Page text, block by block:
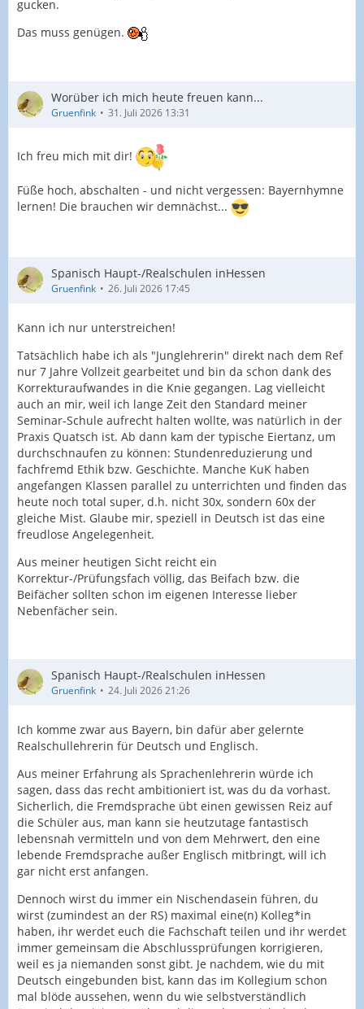
gucken.
Das muss genügen.
Worüber ich mich heute freuen kann...
Gruenfink 31. Juli 2026 13:31
Ich freu mich mit dir!
Füße hoch, abschalten - und nicht vergessen: Bayernhymne
lernen! Die brauchen wir demnächst...
Spanisch Haupt-/Realschulen inHessen
Gruenfink 26. Juli 2026 17:45
Kann ich nur unterstreichen!
Tatsächlich habe ich als "Junglehrerin" direkt nach dem Ref
nur 7 Jahre Vollzeit gearbeitet und bin da schon dank des
Korrekturaufwandes in die Knie gegangen. Lag vielleicht
auch an mir, weil ich lange Zeit den Standard meiner
Seminar-Schule aufrecht halten wollte, was natürlich in der
Praxis Quatsch ist. Ab dann kam der typische Eiertanz, um
durchschnaufen zu können: Stundenreduzierung und
fachfremd Ethik bzw. Geschichte. Manche KuK haben
angefangen Klassen parallel zu unterrichten und finden das
heute noch total super, d.h. nicht 30x, sondern 60x der
gleiche Mist. Glaube mir, speziell in Deutsch ist das eine
freudlose Angelegenheit.
Aus meiner heutigen Sicht reicht ein
Korrektur-/Prüfungsfach völlig, das Beifach bzw. die
Beifächer sollten schon im eigenen Interesse lieber
Nebenfächer sein.
Spanisch Haupt-/Realschulen inHessen
Gruenfink 24. Juli 2026 21:26
Ich komme zwar aus Bayern, bin dafür aber gelernte
Realschullehrerin für Deutsch und Englisch.
Aus meiner Erfahrung als Sprachenlehrerin würde ich
sagen, dass das recht ambitioniert ist, was du da vorhast.
Sicherlich, die Fremdsprache übt einen gewissen Reiz auf
die Schüler aus, man kann sie heutzutage fantastisch
lebensnah vermitteln und von dem Mehrwert, den eine
lebende Fremdsprache außer Englisch mitbringt, will ich
gar nicht erst anfangen.
Dennoch wirst du immer ein Nischendasein führen, du
wirst (zumindest an der RS) maximal eine(n) Kolleg*in
haben, ihr werdet euch die Fachschaft teilen und ihr werdet
immer gemeinsam die Abschlussprüfungen korrigieren,
weil es ja niemanden sonst gibt. Je nachdem, wie du mit
Deutsch eingebunden bist, kann das im Kollegium schon
mal blöde aussehen, wenn du wie selbstverständlich